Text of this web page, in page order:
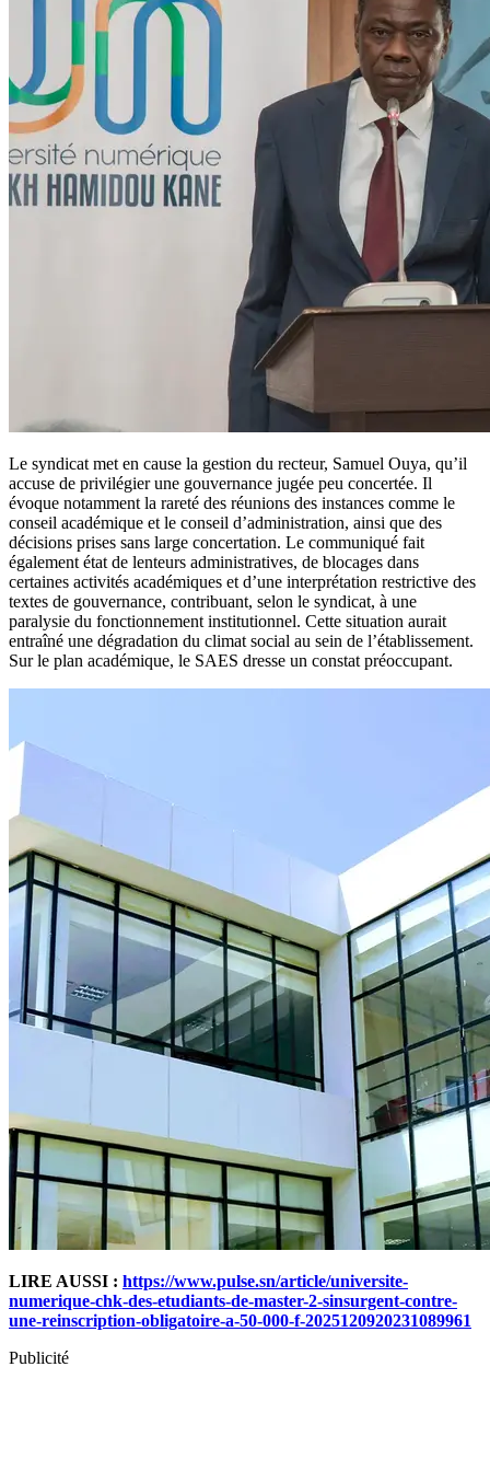
Le syndicat met en cause la gestion du recteur, Samuel Ouya, qu’il
accuse de privilégier une gouvernance jugée peu concertée. Il
évoque notamment la rareté des réunions des instances comme le
conseil académique et le conseil d’administration, ainsi que des
décisions prises sans large concertation. Le communiqué fait
également état de lenteurs administratives, de blocages dans
certaines activités académiques et d’une interprétation restrictive des
textes de gouvernance, contribuant, selon le syndicat, à une
paralysie du fonctionnement institutionnel. Cette situation aurait
entraîné une dégradation du climat social au sein de l’établissement.
Sur le plan académique, le SAES dresse un constat préoccupant.
LIRE AUSSI : https://www.pulse.sn/article/universite-
numerique-chk-des-etudiants-de-master-2-sinsurgent-contre-
une-reinscription-obligatoire-a-50-000-f-2025120920231089961
Publicité